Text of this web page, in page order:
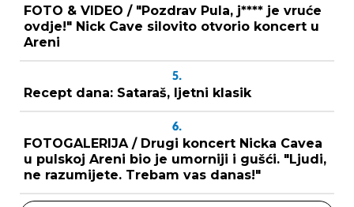
FOTO & VIDEO / "Pozdrav Pula, j**** je vruće
ovdje!" Nick Cave silovito otvorio koncert u
Areni
5.
Recept dana: Sataraš, ljetni klasik
6.
FOTOGALERIJA / Drugi koncert Nicka Cavea
u pulskoj Areni bio je umorniji i gušći. "Ljudi,
ne razumijete. Trebam vas danas!"